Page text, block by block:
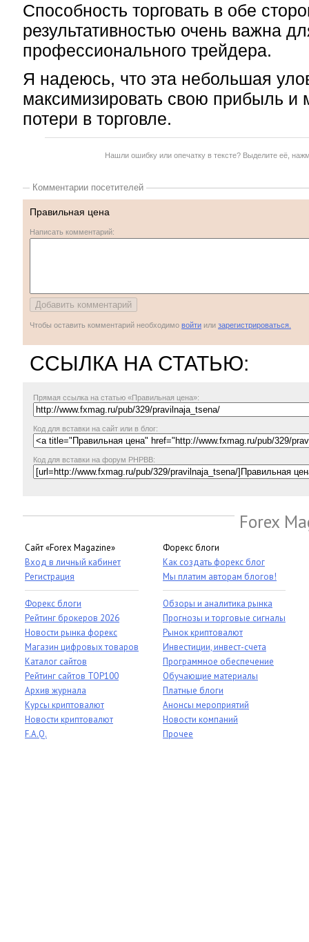
Способность торговать в обе
результативностью очень важна
профессионального трейдера.
Я надеюсь, что эта небольшая
максимизировать свою прибыль и
потери в торговле.
Нашли ошибку или опечатку в тексте? Выделите её,
Комментарии посетителей
Правильная цена
Написать комментарий:
Чтобы оставить комментарий необходимо войти или зарегистрироваться.
ССЫЛКА НА СТАТЬЮ:
Прямая ссылка на статью «Правильная цена»:
Код для вставки на сайт или в блог:
Код для вставки на форум PHPBB:
Forex
Сайт «Forex Magazine»
Вход в личный кабинет
Регистрация
Форекс блоги
Рейтинг брокеров 2026
Новости рынка форекс
Магазин цифровых товаров
Каталог сайтов
Рейтинг сайтов TOP100
Архив журнала
Курсы криптовалют
Новости криптовалют
F.A.Q.
Форекс блоги
Как создать форекс блог
Мы платим авторам блогов!
Обзоры и аналитика рынка
Прогнозы и торговые сигналы
Рынок криптовалют
Инвестиции, инвест-счета
Программное обеспечение
Обучающие материалы
Платные блоги
Анонсы мероприятий
Новости компаний
Прочее